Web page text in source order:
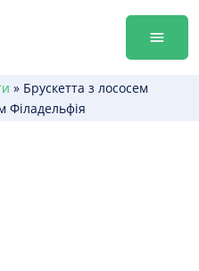
Гала-
Меню
» Брускетта з лососем
Філадельфія